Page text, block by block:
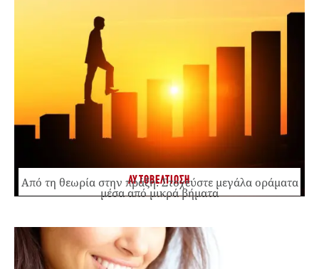
ΑΥΤΟΒΕΛΤΙΩΣΗ
Από τη θεωρία στην πράξη: Στοχεύστε μεγάλα οράματα
μέσα από μικρά βήματα